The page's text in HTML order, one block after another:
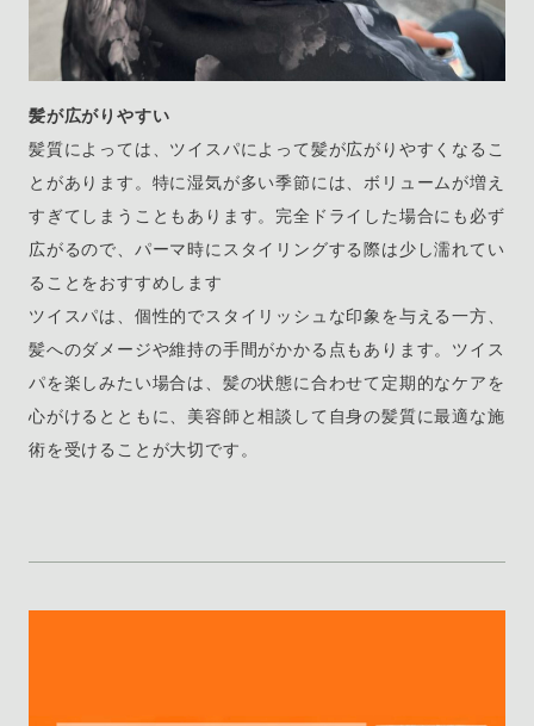
髪が広がりやすい
髪質によっては、ツイスパによって髪が広がりやすくなるこ
とがあります。特に湿気が多い季節には、ボリュームが増え
すぎてしまうこともあります。完全ドライした場合にも必ず
広がるので、パーマ時にスタイリングする際は少し濡れてい
ることをおすすめします
ツイスパは、個性的でスタイリッシュな印象を与える一方、
髪へのダメージや維持の手間がかかる点もあります。ツイス
パを楽しみたい場合は、髪の状態に合わせて定期的なケアを
心がけるとともに、美容師と相談して自身の髪質に最適な施
術を受けることが大切です。